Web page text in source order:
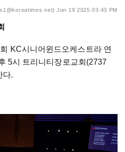
Jun 19 2025 03:43 PM
KC시니어윈드오케스트라 연
5시 트리니티장로교회(2737
다.